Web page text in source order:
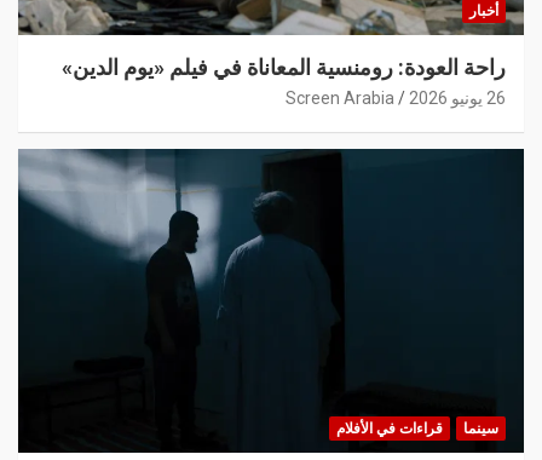
أخبار
راحة العودة: رومنسية المعاناة في فيلم «يوم الدين»
26 يونيو 2026 Screen Arabia
سينما قراءات في الأفلام